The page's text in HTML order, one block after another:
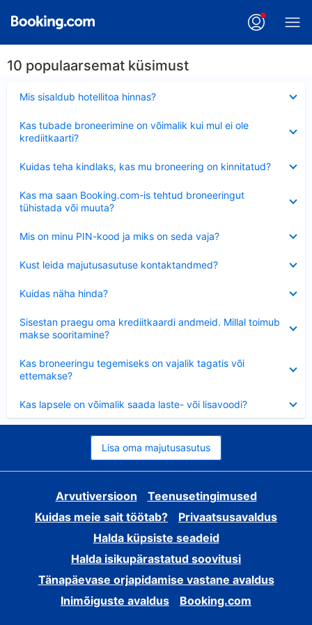
10 populaarsemat küsimust
Mis sisaldub hotellitoa hinnas?
Kas tubade broneerimine on võimalik kui mul ei ole
krediitkaarti?
Kuidas teha kindlaks, kas mu broneering on kinnitatud?
Kas ma saan Booking.com-is tehtud broneeringut
tühistada või muuta?
Mis on minu PIN-kood ja miks on seda vaja?
Kust leida majutusasutuse kontaktandmed?
Kuidas näha hinda?
Sisestan praegu oma krediitkaardi andmeid. Millal toimub
makse sooritamine?
Kas broneeringu tegemiseks on vajalik tagatis või
ettemakse?
Kas lapsele on võimalik saada laste- või lisavoodi?
Lisa oma majutusasutus
Arvutiversioon
Teenusetingimused
Kuidas meie sait töötab?
Privaatsusavaldus
Halda küpsiste seadeid
Halda isikupärastatud soovitusi
Tänapäevase orjapidamise vastane avaldus
Inimõiguste avaldus
Booking.com